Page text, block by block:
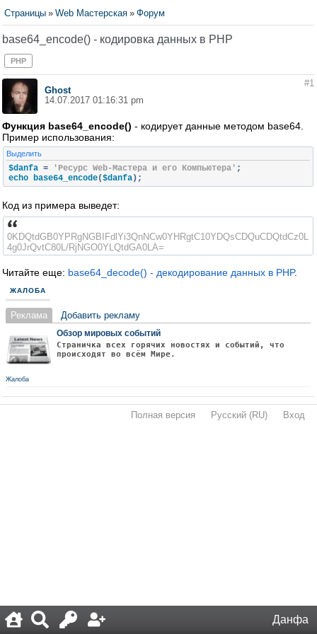
Данфа
Страницы » Web Мастерская » Форум
base64_encode() - кодировка данных в PHP
PHP
Ghost
14.07.2017 01:16:31 pm
#1
Функция base64_encode() - кодирует данные методом base64.
Пример использования:
Выделить
$danfa = 'Ресурс Web-Мастера и его Компьютера' ;
echo base64_encode($danfa);
Код из примера выведет:
0KDQtdGB0YPRgNGBIFdlYi3QnNCw0YHRgtC10YDQsCDQuCDQtdCz0L
4g0JrQvtC80L/RjNGO0YLQtdGA0LA=
Читайте еще: base64_decode() - декодирование данных в PHP.
ЖАЛОБА
Реклама Добавить рекламу
Обзор мировых событий
Страничка всех горячих новостях и событий, что
происходят во всём Мире.
Жалоба
Полная версия Русский (RU) Вход